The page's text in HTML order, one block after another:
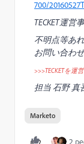
700/
TECKET運営
不明点等あ
お問い合わ
>>>TECKETを
担当 石野 真
Marketo
2